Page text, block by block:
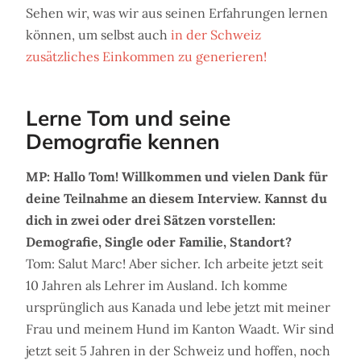
Sehen wir, was wir aus seinen Erfahrungen lernen
können, um selbst auch in der Schweiz
zusätzliches Einkommen zu generieren!
Lerne Tom und seine
Demografie kennen
MP: Hallo Tom! Willkommen und vielen Dank für
deine Teilnahme an diesem Interview. Kannst du
dich in zwei oder drei Sätzen vorstellen:
Demografie, Single oder Familie, Standort?
Tom: Salut Marc! Aber sicher. Ich arbeite jetzt seit
10 Jahren als Lehrer im Ausland. Ich komme
ursprünglich aus Kanada und lebe jetzt mit meiner
Frau und meinem Hund im Kanton Waadt. Wir sind
jetzt seit 5 Jahren in der Schweiz und hoffen, noch